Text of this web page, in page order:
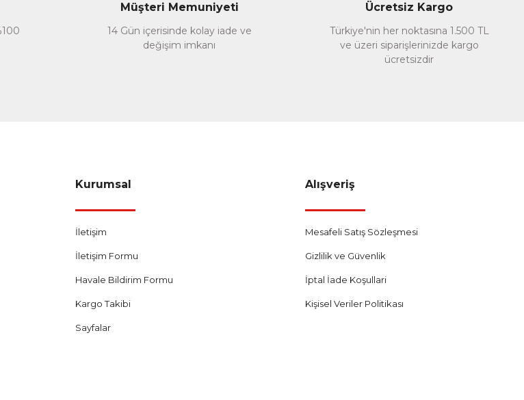
Müşteri Memuniyeti
14 Gün içerisinde kolay iade ve
değişim imkanı
Ücretsiz Kargo
Türkiye'nin her noktasına 1.500 TL
ve üzeri siparişlerinizde kargo
ücretsizdir
Kurumsal
İletişim
İletişim Formu
Havale Bildirim Formu
Kargo Takibi
Sayfalar
Alışveriş
Mesafeli Satış Sözleşmesi
Gizlilik ve Güvenlik
İptal İade Koşullari
Kişisel Veriler Politikası